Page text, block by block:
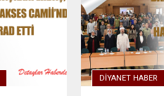
DIYANET HABER